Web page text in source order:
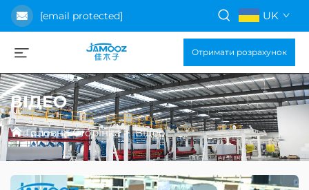
[email protected] UK
Отримати розрахунок
ВІДЕО
Головна Сторінка>Відео